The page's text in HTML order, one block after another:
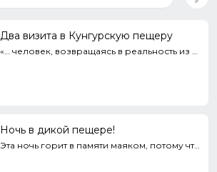
Два визита в Кунгурскую пещеру
«… человек, возвращаясь в реальность из сказочного пещерного мира, всегда меняется».
Ночь в дикой пещере!
Эта ночь горит в памяти маяком, потому что она была одной из самых потрясающих приключений за все пу...